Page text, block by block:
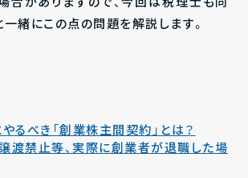
緒にこの点の問題を解説します。
るべき「創業株主間契約」とは？
渡禁止等、実際に創業者が退職した場